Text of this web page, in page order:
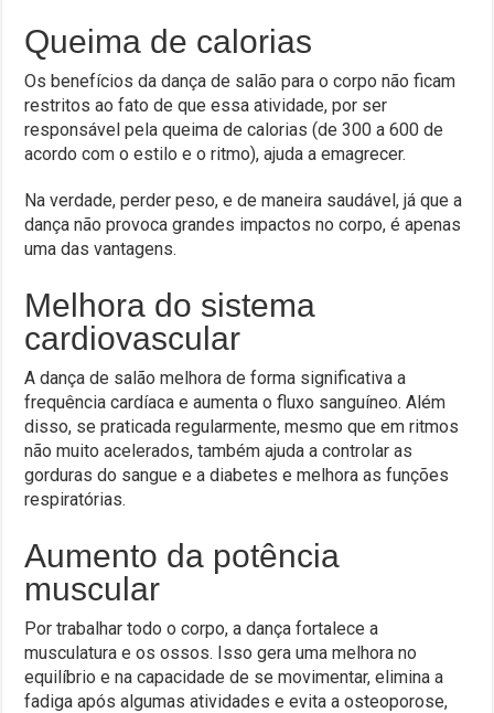
Queima de calorias
Os benefícios da dança de salão para o corpo não ficam
restritos ao fato de que essa atividade, por ser
responsável pela queima de calorias (de 300 a 600 de
acordo com o estilo e o ritmo), ajuda a emagrecer.
Na verdade, perder peso, e de maneira saudável, já que a
dança não provoca grandes impactos no corpo, é apenas
uma das vantagens.
Melhora do sistema
cardiovascular
A dança de salão melhora de forma significativa a
frequência cardíaca e aumenta o fluxo sanguíneo. Além
disso, se praticada regularmente, mesmo que em ritmos
não muito acelerados, também ajuda a controlar as
gorduras do sangue e a diabetes e melhora as funções
respiratórias.
Aumento da potência
muscular
Por trabalhar todo o corpo, a dança fortalece a
musculatura e os ossos. Isso gera uma melhora no
equilíbrio e na capacidade de se movimentar, elimina a
fadiga após algumas atividades e evita a osteoporose,